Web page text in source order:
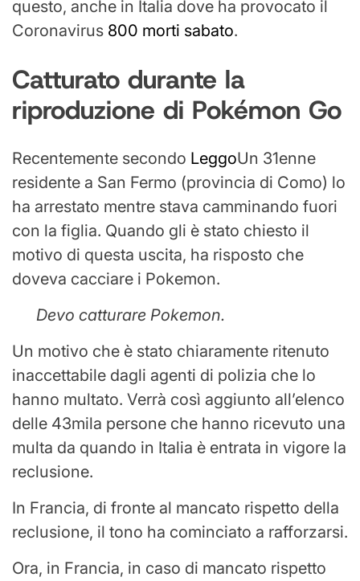
questo, anche in Italia dove ha provocato il
Coronavirus 800 morti sabato.
Catturato durante la
riproduzione di Pokémon Go
Recentemente secondo LeggoUn 31enne
residente a San Fermo (provincia di Como) lo
ha arrestato mentre stava camminando fuori
con la figlia. Quando gli è stato chiesto il
motivo di questa uscita, ha risposto che
doveva cacciare i Pokemon.
Devo catturare Pokemon.
Un motivo che è stato chiaramente ritenuto
inaccettabile dagli agenti di polizia che lo
hanno multato. Verrà così aggiunto all’elenco
delle 43mila persone che hanno ricevuto una
multa da quando in Italia è entrata in vigore la
reclusione.
In Francia, di fronte al mancato rispetto della
reclusione, il tono ha cominciato a rafforzarsi.
Ora, in Francia, in caso di mancato rispetto